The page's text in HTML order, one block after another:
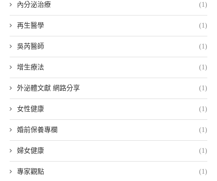
內分泌治療 (1)
再生醫學 (1)
吳芮醫師 (1)
增生療法 (1)
外泌體文獻 網路分享 (1)
女性健康 (1)
婚前保養專欄 (1)
婦女健康 (1)
專家觀點 (1)